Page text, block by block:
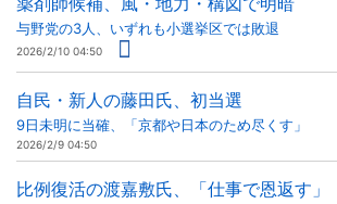
与野党の3人、いずれも小選挙区では敗退
2026/2/10 04:50
自民・新人の藤田氏、初当選
9日未明に当確、「京都や日本のため尽くす」
2026/2/9 04:50
比例復活の渡嘉敷氏、「仕事で恩返す」